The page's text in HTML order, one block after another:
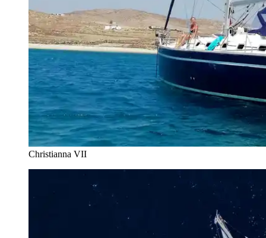
Christianna VII